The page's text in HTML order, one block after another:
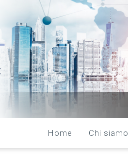
Home Chi siamo